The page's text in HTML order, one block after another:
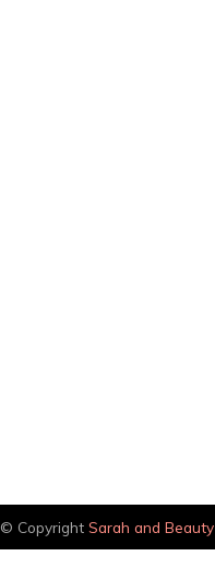
© Copyright Sarah and Beauty